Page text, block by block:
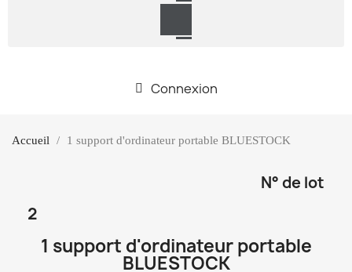
Connexion
Accueil 1 support d'ordinateur portable BLUESTOCK
N° de lot
2
1 support d'ordinateur portable
BLUESTOCK